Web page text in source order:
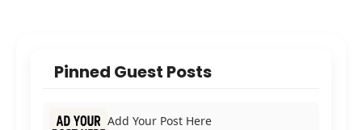
Pinned Guest Posts
Add Your Post Here